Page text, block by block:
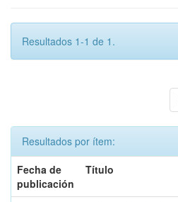
Resultados 1-1 de 1.
Resultados por ítem:
Fecha de
publicación
Título